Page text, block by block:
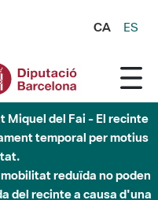
CA ES
- Parc Fluvial Besòs -
del Besòs degut a
sobre el riu